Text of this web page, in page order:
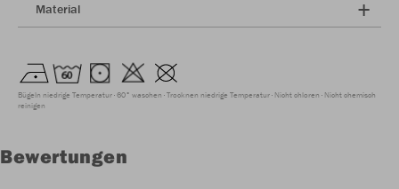
Material
Bügeln niedrige Temperatur 60° waschen Trocknen niedrige Temperatur Nicht chloren Nicht chemisch
reinigen
Bewertungen